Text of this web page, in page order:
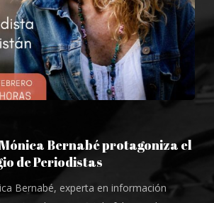
Bernabé protagoniza el
de Periodistas
Bernabé, experta en información